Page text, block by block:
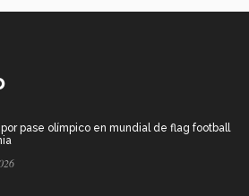
por pase olímpico en mundial de flag football